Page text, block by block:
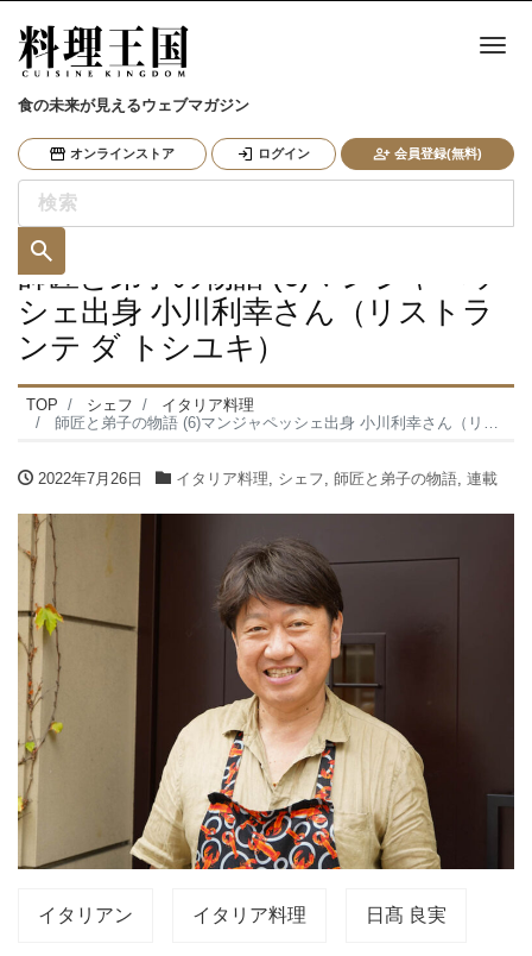
食の未来が見えるウェブマガジン
オンラインストア ログイン 会員登録(無料)
ナ
師匠と弟子の物語 (6)マンジャペッ
シェ出身 小川利幸さん（リストラ
ンテ ダ トシユキ）
TOP シェフ
イタリア料理
師匠と弟子の物語 (6)マンジャペッシェ出身 小川利幸さん（リストランテ ダ トシユキ）
2022年7月26日 イタリア料理, シェフ, 師匠と弟子の物語, 連載
イタリアン イタリア料理 日髙 良実